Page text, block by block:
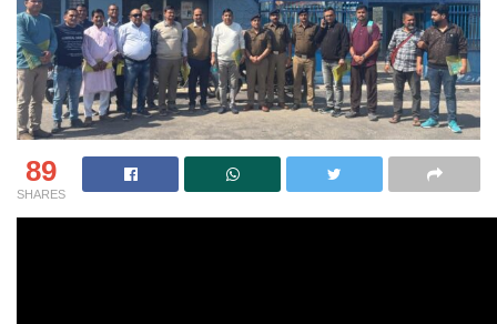
89
SHARES